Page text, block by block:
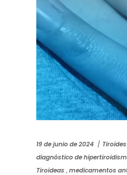
19 de junio de 2024
Tiroides
diagnóstico de
Tiroideas ,medicamentos